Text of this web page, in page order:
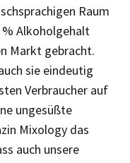
Raum
Alkoholgehalt
Markt gebracht.
sie eindeutig
Verbraucher auf
ungesüßte
Mixology das
auch unsere